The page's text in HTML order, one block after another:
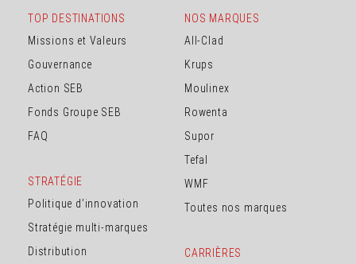
TOP DESTINATIONS
Missions et Valeurs
Gouvernance
Action SEB
Fonds Groupe SEB
FAQ
STRATÉGIE
Politique d’innovation
Stratégie multi-marques
Distribution
NOS MARQUES
All-Clad
Krups
Moulinex
Rowenta
Supor
Tefal
WMF
Toutes nos marques
CARRIÈRES